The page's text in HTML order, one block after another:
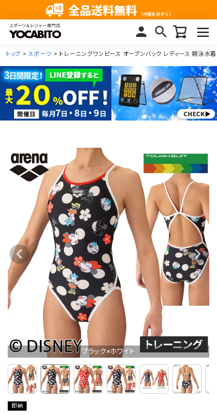
トップ スポーツ トレーニングワンピース オープンバック レディース 競泳水
ブラック×ホワイト
即納